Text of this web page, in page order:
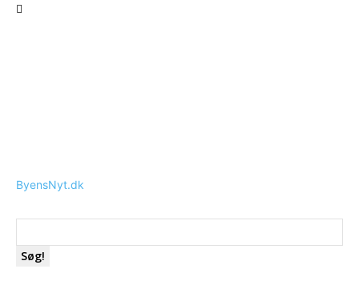
ByensNyt.dk
Søg!